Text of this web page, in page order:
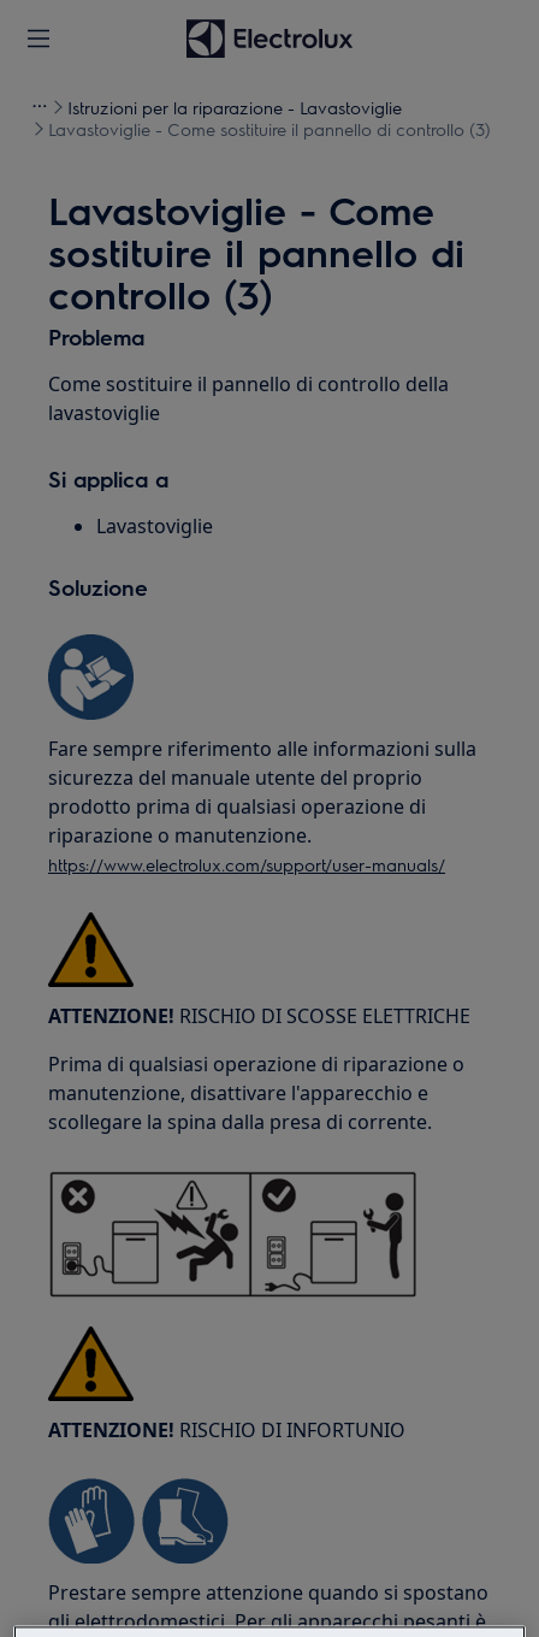
Istruzioni per la riparazione - Lavastoviglie
Lavastoviglie - Come sostituire il pannello di controllo (3)
Lavastoviglie - Come
sostituire il pannello di
controllo (3)
Problema
Come sostituire il pannello di controllo della
lavastoviglie
Si applica a
Lavastoviglie
Soluzione
Fare sempre riferimento alle informazioni sulla
sicurezza del manuale utente del proprio
prodotto prima di qualsiasi operazione di
riparazione o manutenzione.
https://www.electrolux.com/support/user-manuals/
ATTENZIONE! RISCHIO DI SCOSSE ELETTRICHE
Prima di qualsiasi operazione di riparazione o
manutenzione, disattivare l'apparecchio e
scollegare la spina dalla presa di corrente.
ATTENZIONE! RISCHIO DI INFORTUNIO
Prestare sempre attenzione quando si spostano
gli elettrodomestici. Per gli apparecchi pesanti è